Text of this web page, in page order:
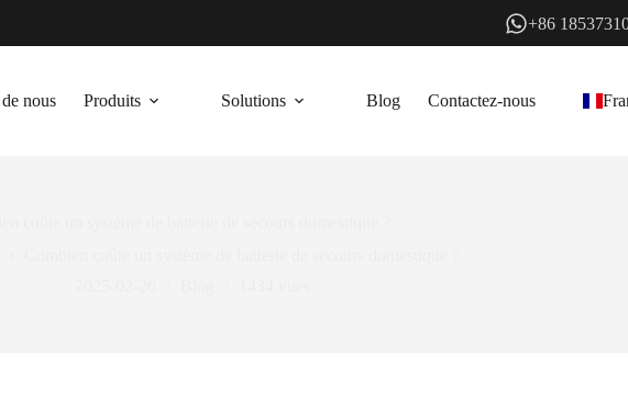
+86
nous Produits Solutions Blog Contactez-nous